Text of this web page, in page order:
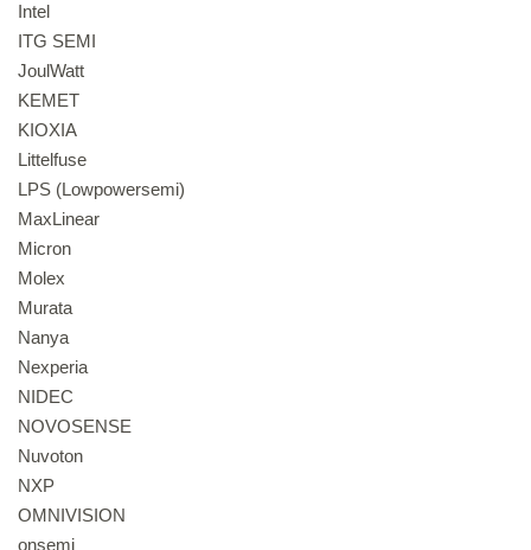
Intel
ITG SEMI
JoulWatt
KEMET
KIOXIA
Littelfuse
LPS (Lowpowersemi)
MaxLinear
Micron
Molex
Murata
Nanya
Nexperia
NIDEC
NOVOSENSE
Nuvoton
NXP
OMNIVISION
onsemi